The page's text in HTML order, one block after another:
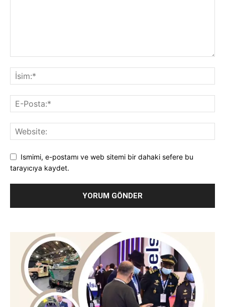
Ismimi, e-postamı ve web sitemi bir dahaki sefere bu
tarayıcıya kaydet.